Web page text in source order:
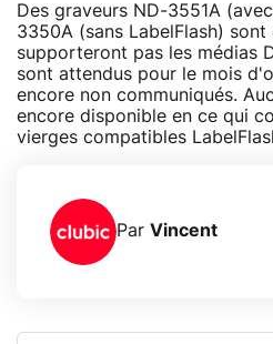
Des graveurs ND-3551A
3350A (sans LabelFlash)
supporteront pas les médias
sont attendus pour le mois
encore non communiqués.
encore disponible en ce qui
vierges compatibles
Par Vincent